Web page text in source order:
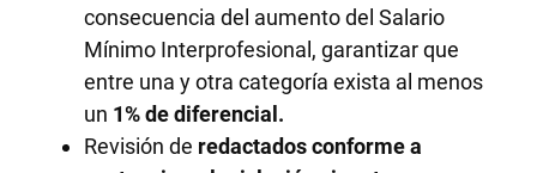
consecuencia del aumento del Salario
Mínimo Interprofesional, garantizar que
entre una y otra categoría exista al menos
un 1% de diferencial.
Revisión de redactados conforme a